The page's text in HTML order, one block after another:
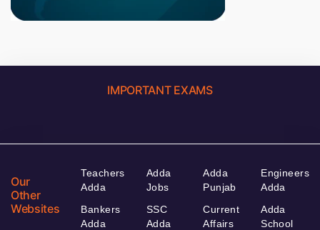
IMPORTANT EXAMS
Our
Other
Websites
Teachers
Adda
Bankers
Adda
Adda
Jobs
SSC
Adda
Adda
Punjab
Current
Affairs
Engineers
Adda
Adda
School